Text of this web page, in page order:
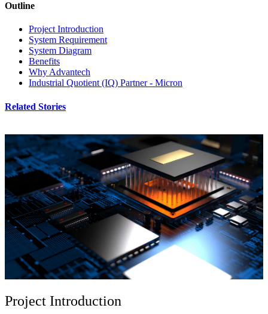
Outline
Project Introduction
System Requirement
System Diagram
Benefits
Why Advantech
Industrial Quotient (IQ) Partner - Micron
Related Stories
Project Introduction